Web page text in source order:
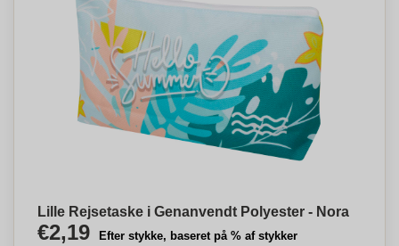
Lille Rejsetaske i Genanvendt Polyester - Nora
€2,19 Efter stykke, baseret på % af stykker